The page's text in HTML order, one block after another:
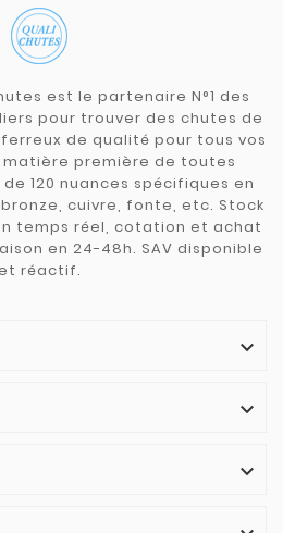
est le partenaire N°1 des
pour trouver des chutes de
de qualité pour tous vos
première de toutes
120 nuances spécifiques en
cuivre, fonte, etc. Stock
temps réel, cotation et achat
en 24-48h. SAV disponible
réactif.


